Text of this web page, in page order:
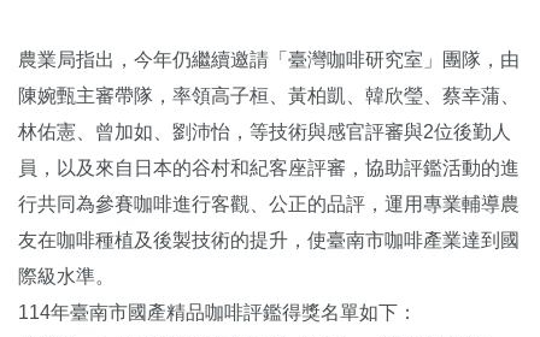
農業局指出，今年仍繼續邀請「臺灣咖啡研究室」團隊，由
陳婉甄主審帶隊，率領高子桓、黃柏凱、韓欣瑩、蔡幸蒲、
林佑憲、曾加如、劉沛怡，等技術與感官評審與2位後勤人
員，以及來自日本的谷村和紀客座評審，協助評鑑活動的進
行共同為參賽咖啡進行客觀、公正的品評，運用專業輔導農
友在咖啡種植及後製技術的提升，使臺南市咖啡產業達到國
際級水準。
114年臺南市國產精品咖啡評鑑得獎名單如下：